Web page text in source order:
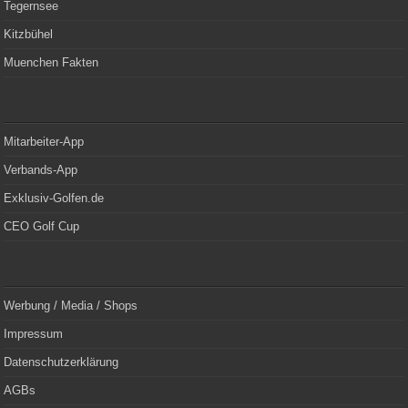
Tegernsee
Kitzbühel
Muenchen Fakten
Mitarbeiter-App
Verbands-App
Exklusiv-Golfen.de
CEO Golf Cup
Werbung / Media / Shops
Impressum
Datenschutzerklärung
AGBs